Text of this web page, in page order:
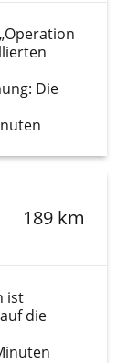
Die
189 km
ist
die